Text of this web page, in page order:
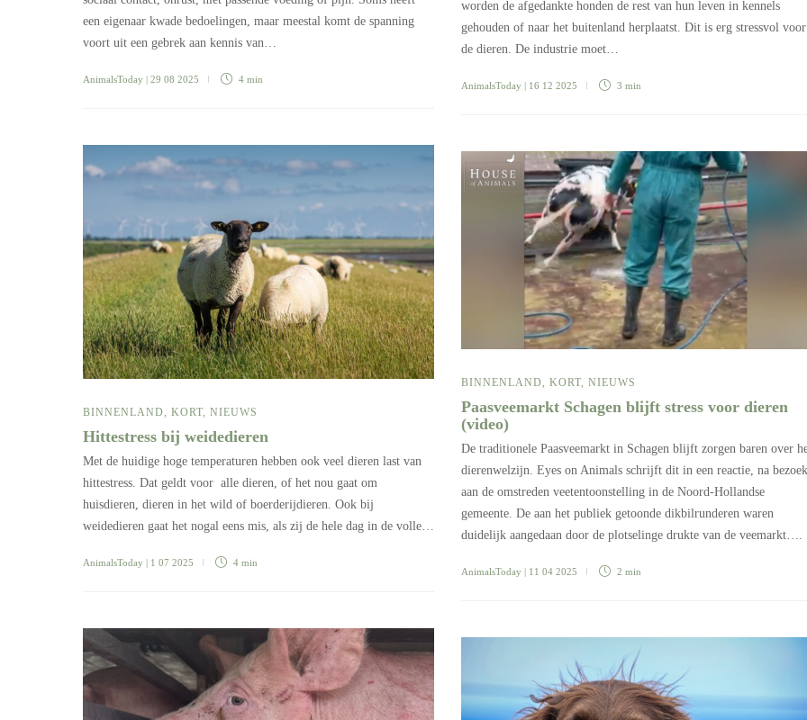
worden de afgedankte honden de rest van hun leven in kennels
gehouden of naar het buitenland herplaatst. Dit is erg stressvol voor
de dieren. De industrie moet…
AnimalsToday | 16 12 2025 3 min
een eigenaar kwade bedoelingen, maar meestal komt de spanning
voort uit een gebrek aan kennis van…
AnimalsToday | 29 08 2025 4 min
BINNENLAND, KORT, NIEUWS
Hittestress bij weidedieren
Met de huidige hoge temperaturen hebben ook veel dieren last van
hittestress. Dat geldt voor alle dieren, of het nou gaat om
huisdieren, dieren in het wild of boerderijdieren. Ook bij
weidedieren gaat het nogal eens mis, als zij de hele dag in de volle…
AnimalsToday | 1 07 2025 4 min
BINNENLAND KORT NIEUWS
Paasveemarkt Schagen blijft stress voor dieren
(video)
De traditionele Paasveemarkt in Schagen blijft zorgen baren over
dierenwelzijn. Eyes on Animals schrijft dit in een reactie, na bezoek
aan de omstreden veetentoonstelling in de Noord-Hollandse
gemeente. De aan het publiek getoonde dikbilrunderen waren
duidelijk aangedaan door de plotselinge drukte van de veemarkt….
AnimalsToday | 11 04 2025 2 min